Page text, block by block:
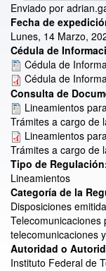
Enviado por
Fecha de
Lunes, 14 Marzo,
Cédula de
Cédula de
Cédula de
Consulta de
Lineamientos
Trámites a cargo de
Lineamientos
Trámites a cargo de
Tipo de
Lineamientos
Categoría de la
Disposiciones
telecomunicaciones
Autoridad o
Instituto Federal de